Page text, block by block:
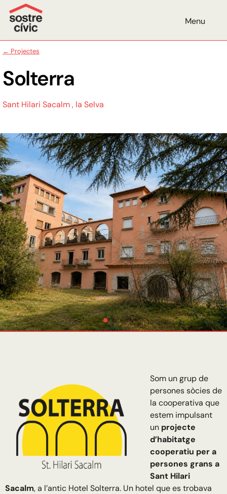
Menu
← Projectes
Solterra
Sant Hilari Sacalm , la Selva
Som un grup de
persones sòcies de
la cooperativa que
estem impulsant
un projecte
d’habitatge
cooperatiu per a
persones grans a
Sant Hilari
Sacalm, a l’antic Hotel Solterra. Un hotel que es trobava